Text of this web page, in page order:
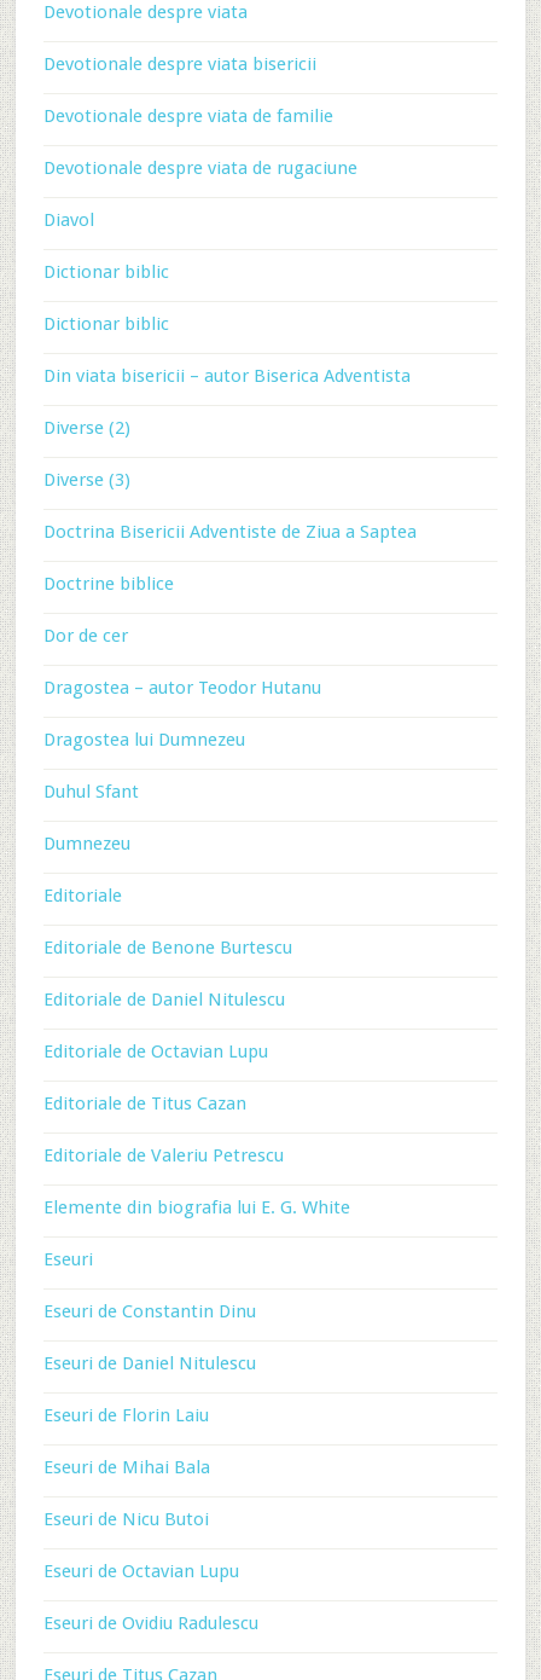
Devotionale despre viata
Devotionale despre viata bisericii
Devotionale despre viata de familie
Devotionale despre viata de rugaciune
Diavol
Dictionar biblic
Dictionar biblic
Din viata bisericii – autor Biserica Adventista
Diverse (2)
Diverse (3)
Doctrina Bisericii Adventiste de Ziua a Saptea
Doctrine biblice
Dor de cer
Dragostea – autor Teodor Hutanu
Dragostea lui Dumnezeu
Duhul Sfant
Dumnezeu
Editoriale
Editoriale de Benone Burtescu
Editoriale de Daniel Nitulescu
Editoriale de Octavian Lupu
Editoriale de Titus Cazan
Editoriale de Valeriu Petrescu
Elemente din biografia lui E. G. White
Eseuri
Eseuri de Constantin Dinu
Eseuri de Daniel Nitulescu
Eseuri de Florin Laiu
Eseuri de Mihai Bala
Eseuri de Nicu Butoi
Eseuri de Octavian Lupu
Eseuri de Ovidiu Radulescu
Eseuri de Titus Cazan